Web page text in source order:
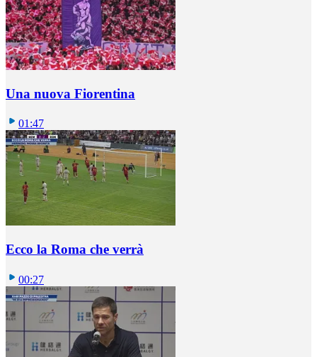
Una nuova Fiorentina
01:47
Ecco la Roma che verrà
00:27